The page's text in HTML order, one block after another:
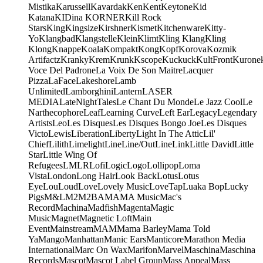
MistikaKarussellKavardakKenKentKeytoneKid
KatanaKIDina KORNERKill Rock
StarsKingKingsizeKirshnerKismetKitchenwareKitty-
YoKlangbadKlangstelleKleinKlimtKling KlangKling
KlongKnappeKoalaKompaktKongKopfKorovaKozmik
ArtifactzKrankyKremKrunkKscopeKuckuckKultFront
Voce Del PadroneLa Voix De Son MaitreLacquer
PizzaLaFaceLakeshoreLamb
UnlimitedLamborghiniLanternLASER
MEDIALateNightTalesLe Chant Du MondeLe Jazz CoolLe
NarthecophoreLeafLearning CurveLeft EarLegacyLegendary
ArtistsLeoLes DisquesLes Disques Bongo JoeLes Disques
VictoLewisLiberationLibertyLight In The AtticLil'
ChiefLilithLimelightLineLine/OutLineLinkLittle DavidLittle
StarLittle Wing Of
RefugeesLMLRLofiLogicLogoLollipopLoma
VistaLondonLong HairLook BackLotusLotus
EyeLouLoudLoveLovely MusicLoveTapLuaka BopLucky
PigsM&LM2M2BAMAMA MusicMac's
RecordMachinaMadfishMagentaMagic
MusicMagnetMagnetic LoftMain
EventMainstreamMAMMama BarleyMama Told
YaMangoManhattanManic EarsManticoreMarathon Media
InternationalMarc On WaxMarifonMarvelMaschinaMaschina
RecordsMascotMascot Label GroupMass AppealMass